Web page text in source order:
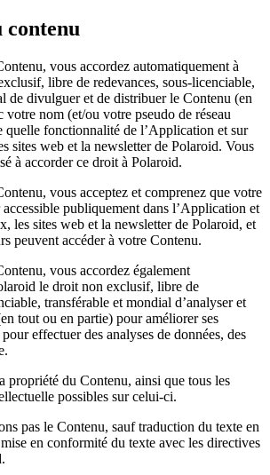
vous accordez automatiquement à
libre de redevances, sous-licenciable,
de divulguer et de distribuer le Contenu (en
votre nom (et/ou votre pseudo de réseau
quelle fonctionnalité de l’Application et sur
sites web et la newsletter de Polaroid. Vous
à accorder ce droit à Polaroid.
vous acceptez et comprenez que votre
publiquement dans l’Application et
les sites web et la newsletter de Polaroid, et
peuvent accéder à votre Contenu.
vous accordez également
le droit non exclusif, libre de
transférable et mondial d’analyser et
tout ou en partie) pour améliorer ses
effectuer des analyses de données, des
propriété du Contenu, ainsi que tous les
possibles sur celui-ci.
pas le Contenu, sauf traduction du texte en
en conformité du texte avec les directives